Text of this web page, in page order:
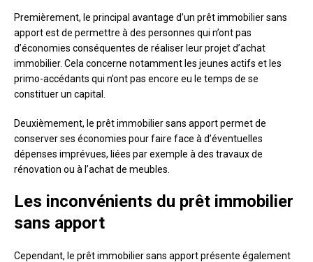
Premièrement, le principal avantage d’un prêt immobilier sans
apport est de permettre à des personnes qui n’ont pas
d’économies conséquentes de réaliser leur projet d’achat
immobilier. Cela concerne notamment les jeunes actifs et les
primo-accédants qui n’ont pas encore eu le temps de se
constituer un capital.
Deuxièmement, le prêt immobilier sans apport permet de
conserver ses économies pour faire face à d’éventuelles
dépenses imprévues, liées par exemple à des travaux de
rénovation ou à l’achat de meubles.
Les inconvénients du prêt immobilier
sans apport
Cependant, le prêt immobilier sans apport présente également